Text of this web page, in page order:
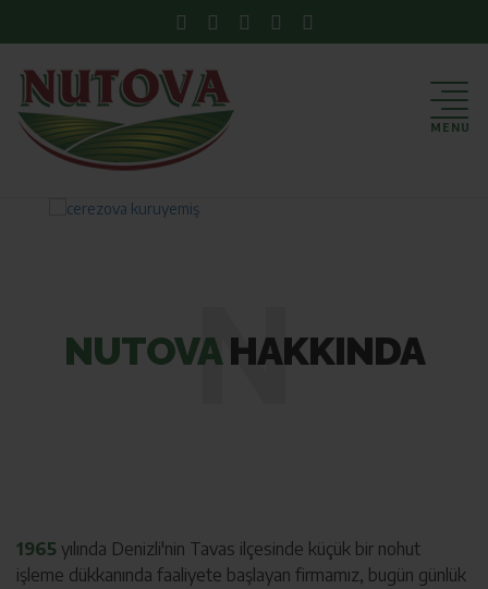
MENU
N
NUTOVAHAKKINDA
1965 yılında Denizli'nin Tavas ilçesinde küçük bir nohut
işleme dükkanında faaliyete başlayan firmamız, bugün günlük